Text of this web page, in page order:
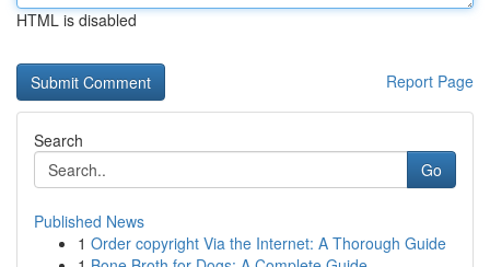
HTML is disabled
Report Page
Search
Go
Published News
1 Order copyright Via the Internet: A Thorough Guide